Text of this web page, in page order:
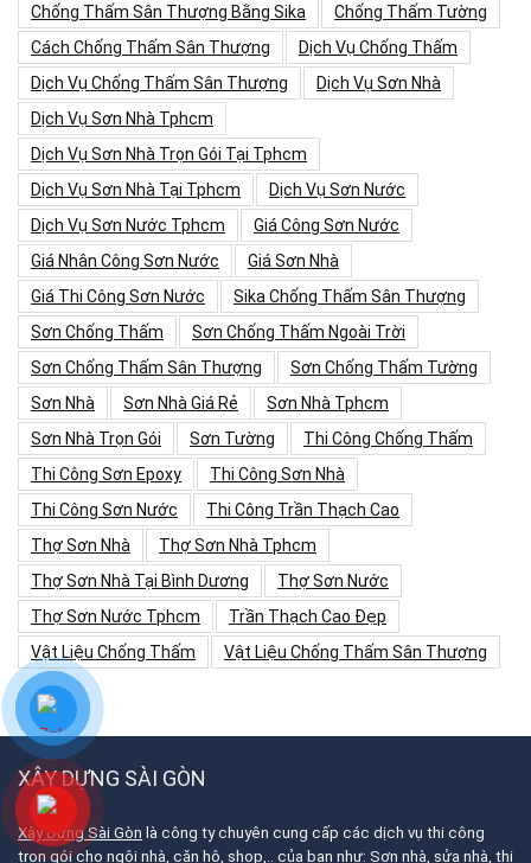
Chống Thấm Sân Thượng Bằng Sika
Chống Thấm Tường
Cách Chống Thấm Sân Thượng
Dịch Vụ Chống Thấm
Dịch Vụ Chống Thấm Sân Thượng
Dịch Vụ Sơn Nhà
Dịch Vụ Sơn Nhà Tphcm
Dịch Vụ Sơn Nhà Trọn Gói Tại Tphcm
Dịch Vụ Sơn Nhà Tại Tphcm
Dịch Vụ Sơn Nước
Dịch Vụ Sơn Nước Tphcm
Giá Công Sơn Nước
Giá Nhân Công Sơn Nước
Giá Sơn Nhà
Giá Thi Công Sơn Nước
Sika Chống Thấm Sân Thượng
Sơn Chống Thấm
Sơn Chống Thấm Ngoài Trời
Sơn Chống Thấm Sân Thượng
Sơn Chống Thấm Tường
Sơn Nhà
Sơn Nhà Giá Rẻ
Sơn Nhà Tphcm
Sơn Nhà Trọn Gói
Sơn Tường
Thi Công Chống Thấm
Thi Công Sơn Epoxy
Thi Công Sơn Nhà
Thi Công Sơn Nước
Thi Công Trần Thạch Cao
Thợ Sơn Nhà
Thợ Sơn Nhà Tphcm
Thợ Sơn Nhà Tại Bình Dương
Thợ Sơn Nước
Thợ Sơn Nước Tphcm
Trần Thạch Cao Đẹp
Vật Liệu Chống Thấm
Vật Liệu Chống Thấm Sân Thượng
XÂY DỰNG SÀI GÒN
Xây Dựng Sài Gòn là công ty chuyên cung cấp các dịch vụ thi công
trọn gói cho ngôi nhà, căn hộ, shop,.. của bạn như: Sơn nhà, sửa nhà, thi